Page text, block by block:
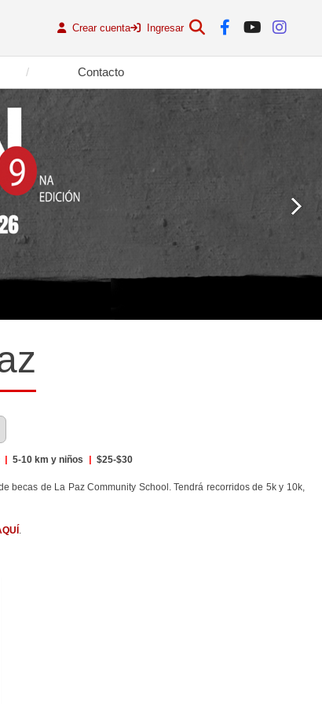
Crear cuenta Ingresar
Contacto
| 5-10 km y niños | $25-$30
becas de La Paz Community School. Tendrá recorridos de 5k y 10k,